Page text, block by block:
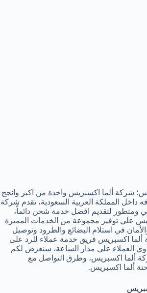
شركة ألما اكسبريس واحدة من اكبر وانجح
المملكة العربية السعودية، تقدم شركة
ومتطور لتقديم افضل خدمة شحن دائماً،
علي توفير مجموعة من الخدمات المميزة
في استلام البضائع والطرود وتوصيل
ألما اكسبريس فريق خدمة عملاء للرد على
العملاء علي مدار الساعة، سنعرض لكم
ألما اكسبريس، وطرق التواصل مع
ألما اكسبريس.